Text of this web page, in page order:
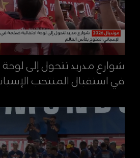
شوارع مدريد تتحول إلى
في استقبال المنتخب